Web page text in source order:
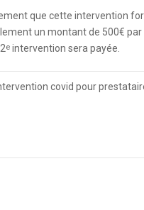
que cette intervention
un montant de 500€
e intervention sera payée.
covid pour